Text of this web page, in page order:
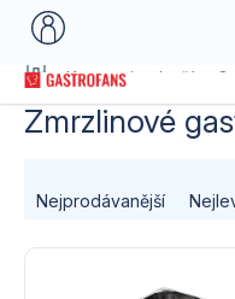
Přejít
Domů
Kategorie zboží
Zmrzlinové
Nejprodávanější
V